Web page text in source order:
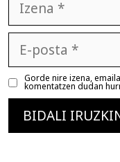
posta
Gorde nire izena,
komentatzen dudan